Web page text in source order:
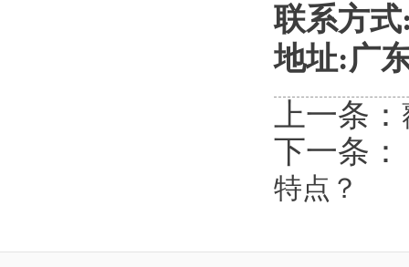
联系方
地址:广
上一条：
下一条：
特点？